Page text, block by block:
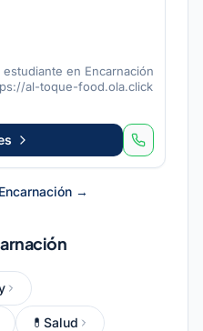
en Encarnación
al-toque-food.ola.click
→
💊 Salud